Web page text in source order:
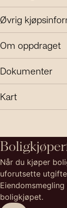
Øvrig
Om oppdraget
Dokumenter
Kart
Når du kjøper
uforutsette
boligkjøpet.